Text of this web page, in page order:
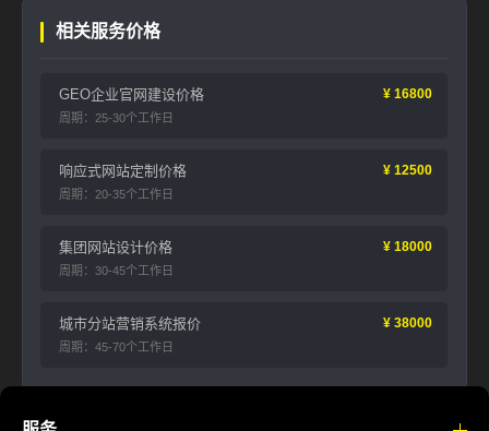
相关服务价格
GEO企业官网建设价格 ¥ 16800
周期：25-30个工作日
响应式网站定制价格 ¥ 12500
周期：20-35个工作日
集团网站设计价格 ¥ 18000
周期：30-45个工作日
城市分站营销系统报价 ¥ 38000
周期：45-70个工作日